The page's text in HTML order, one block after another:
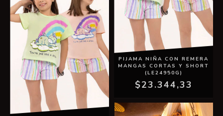
PIJAMA NIÑA CON REMERA
MANGAS CORTAS Y SHORT
(LE24950G)
$23.344,33